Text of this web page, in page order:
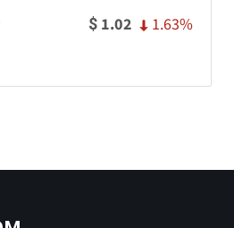
$ 1.02 1.63%